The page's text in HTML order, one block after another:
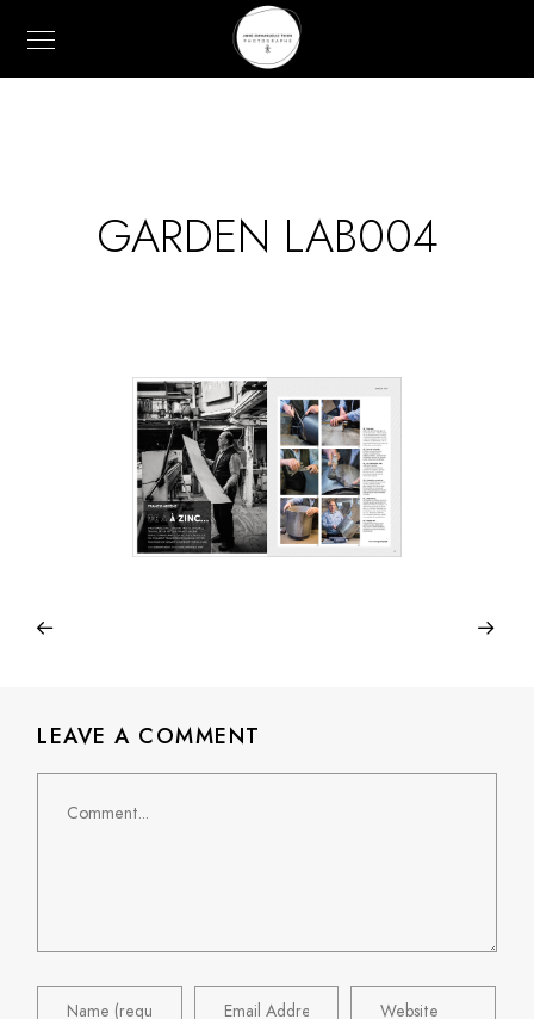
GARDEN LAB004
LEAVE A COMMENT